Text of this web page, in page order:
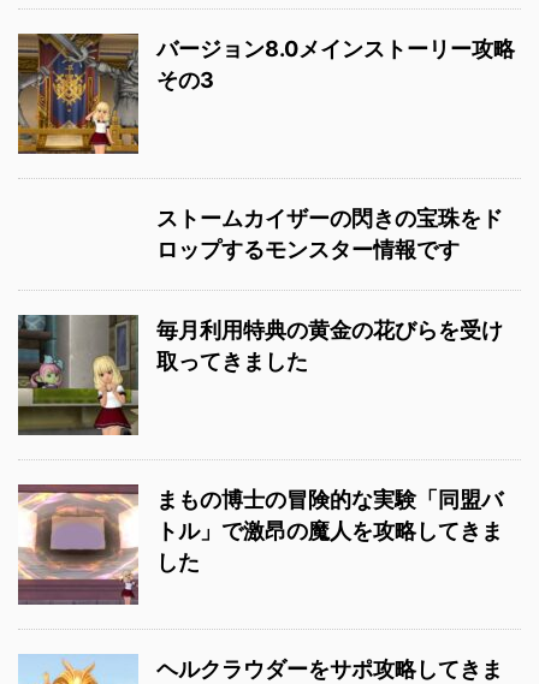
バージョン8.0メインストーリー攻略
その3
ストームカイザーの閃きの宝珠をド
ロップするモンスター情報です
毎月利用特典の黄金の花びらを受け
取ってきました
まもの博士の冒険的な実験「同盟バ
トル」で激昂の魔人を攻略してきま
した
ヘルクラウダーをサポ攻略してきま